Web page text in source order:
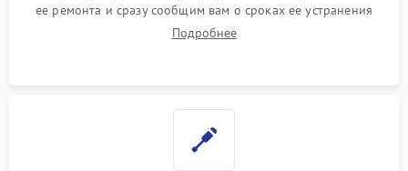
ее ремонта и сразу сообщим вам о сроках ее устранения
Подробнее